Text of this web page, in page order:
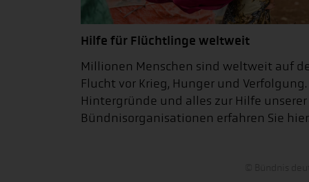
Hilfe für Flüchtlinge weltweit
Millionen Menschen sind weltweit auf
Flucht vor Krieg, Hunger und Verfolgung.
Hintergründe und alles zur Hilfe unserer
Bündnisorganisationen erfahren Sie hier.